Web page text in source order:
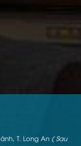
T. Long An ( Sau